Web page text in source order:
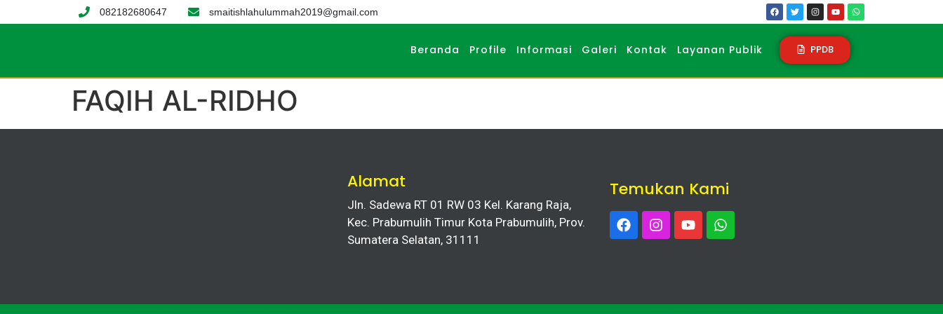
082182680647 smaitishlahulummah2019@gmail.com
Beranda Profile Informasi Galeri Kontak Layanan Publik PPDB
FAQIH AL-RIDHO
Alamat
Jln. Sadewa RT 01 RW 03 Kel. Karang Raja,
Kec. Prabumulih Timur Kota Prabumulih, Prov.
Sumatera Selatan, 31111
Temukan Kami